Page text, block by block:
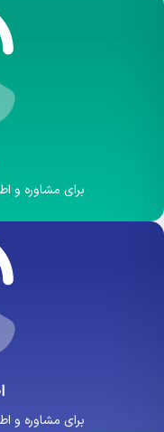
برای مشاوره و
برای مشاوره و